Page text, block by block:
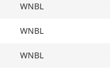
WNBL
WNBL
WNBL